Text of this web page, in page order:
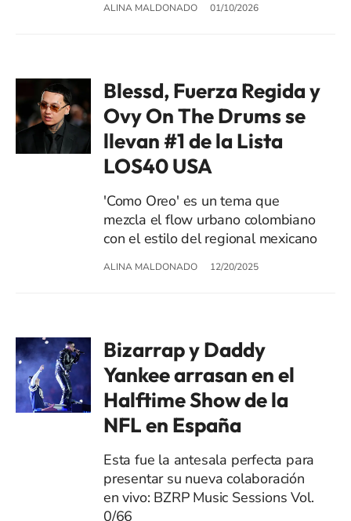
ALINA MALDONADO 01/10/2026
Blessd, Fuerza Regida y
Ovy On The Drums se
llevan #1 de la Lista
LOS40 USA
'Como Oreo' es un tema que
mezcla el flow urbano colombiano
con el estilo del regional mexicano
ALINA MALDONADO 12/20/2025
Bizarrap y Daddy
Yankee arrasan en el
Halftime Show de la
NFL en España
Esta fue la antesala perfecta para
presentar su nueva colaboración
en vivo: BZRP Music Sessions Vol.
0/66